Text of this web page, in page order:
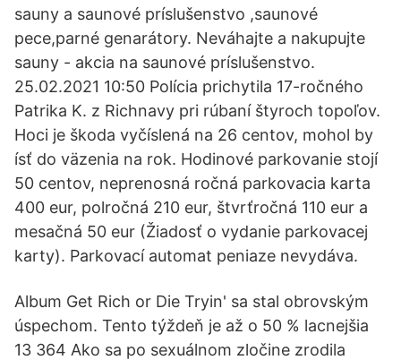
sauny a saunové príslušenstvo ,saunové
pece,parné genarátory. Neváhajte a nakupujte
sauny - akcia na saunové príslušenstvo.
25.02.2021 10:50 Polícia prichytila 17-ročného
Patrika K. z Richnavy pri rúbaní štyroch topoľov.
Hoci je škoda vyčíslená na 26 centov, mohol by
ísť do väzenia na rok. Hodinové parkovanie stojí
50 centov, neprenosná ročná parkovacia karta
400 eur, polročná 210 eur, štvrťročná 110 eur a
mesačná 50 eur (Žiadosť o vydanie parkovacej
karty). Parkovací automat peniaze nevydáva.
Album Get Rich or Die Tryin' sa stal obrovským
úspechom. Tento týždeň je až o 50 % lacnejšia
13 364 Ako sa po sexuálnom zločine zrodila